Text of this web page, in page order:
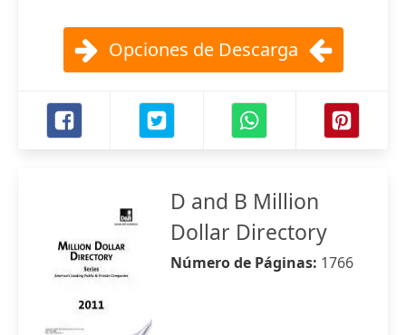
Opciones de Descarga
D and B Million
Dollar Directory
Número de Páginas: 1766